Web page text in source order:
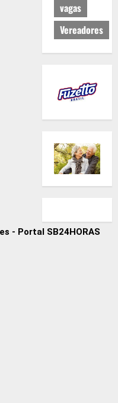
vagas
Vereadores
- Portal SB24HORAS